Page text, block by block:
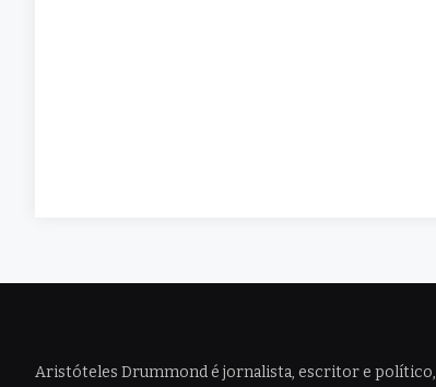
Aristóteles Drummond é jornalista, escritor e político,